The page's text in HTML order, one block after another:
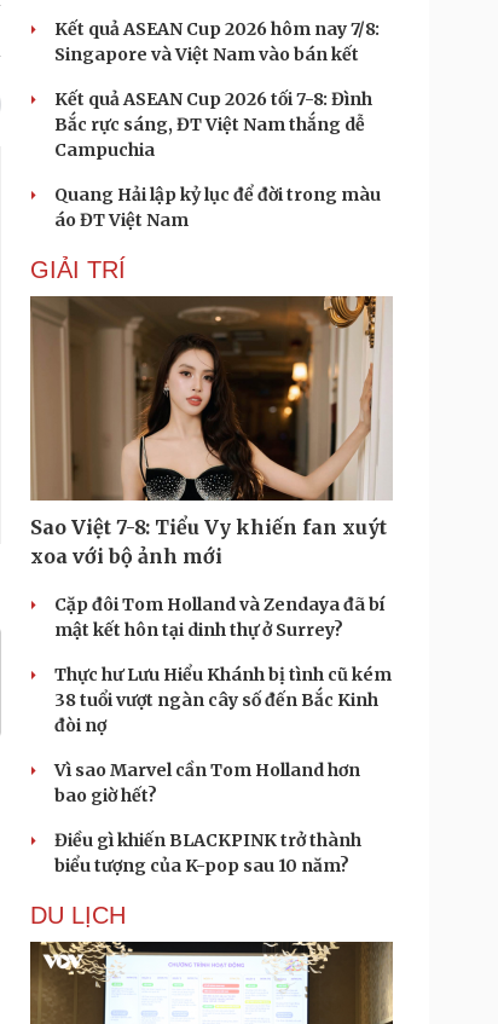
Kết quả ASEAN Cup 2026 hôm nay 7/8:
Singapore và Việt Nam vào bán kết
Kết quả ASEAN Cup 2026 tối 7-8: Đình
Bắc rực sáng, ĐT Việt Nam thắng dễ
Campuchia
Quang Hải lập kỷ lục để đời trong màu
áo ĐT Việt Nam
GIẢI TRÍ
Sao Việt 7-8: Tiểu Vy khiến fan xuýt
xoa với bộ ảnh mới
Cặp đôi Tom Holland và Zendaya đã bí
mật kết hôn tại dinh thự ở Surrey?
Thực hư Lưu Hiểu Khánh bị tình cũ kém
38 tuổi vượt ngàn cây số đến Bắc Kinh
đòi nợ
Vì sao Marvel cần Tom Holland hơn
bao giờ hết?
Điều gì khiến BLACKPINK trở thành
biểu tượng của K-pop sau 10 năm?
DU LỊCH